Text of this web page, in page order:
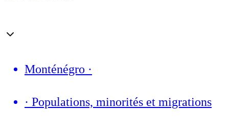
Monténégro ·
· Populations, minorités et migrations